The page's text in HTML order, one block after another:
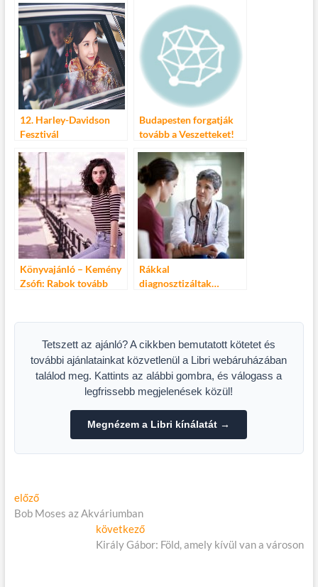
12. Harley-Davidson
Fesztivál
Budapesten forgatják
tovább a Veszetteket!
Könyvajánló – Kemény
Zsófi: Rabok tovább
Rákkal
diagnosztizáltak…
lépéseink?
Tetszett az ajánló? A cikkben bemutatott kötetet és
további ajánlatainkat közvetlenül a Libri webáruházában
találod meg. Kattints az alábbi gombra, és válogass a
legfrissebb megjelenések közül!
Megnézem a Libri kínálatát →
Bejegyzés
navigáció
előzőElőző
cikk:
Bob Moses az Akváriumban
következőKövetkező
cikk:
Király Gábor: Föld, amely kívül van a városon